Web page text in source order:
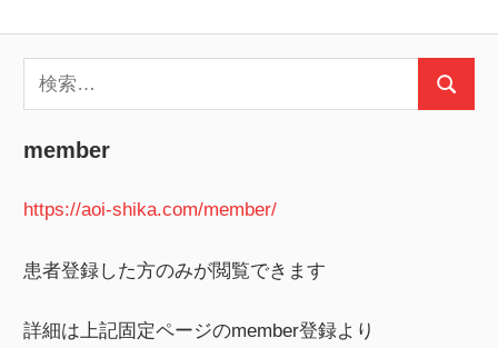
索:
検
member
https://aoi-shika.com/member/
患者登録した方のみが閲覧できます
詳細は上記固定ページのmember登録より